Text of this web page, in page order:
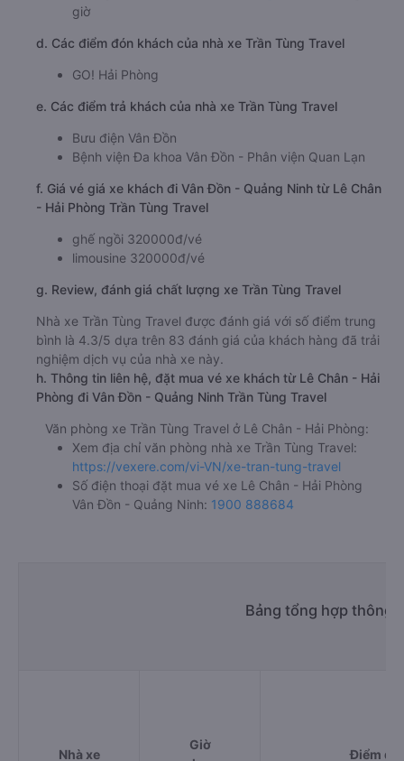
giờ
d. Các điểm đón khách của nhà xe Trần Tùng Travel
GO! Hải Phòng
e. Các điểm trả khách của nhà xe Trần Tùng Travel
Bưu điện Vân Đồn
Bệnh viện Đa khoa Vân Đồn - Phân viện Quan Lạn
f. Giá vé giá xe khách đi Vân Đồn - Quảng Ninh từ Lê Chân
- Hải Phòng Trần Tùng Travel
ghế ngồi 320000đ/vé
limousine 320000đ/vé
g. Review, đánh giá chất lượng xe Trần Tùng Travel
Nhà xe Trần Tùng Travel được đánh giá với số điểm trung
bình là 4.3/5 dựa trên 83 đánh giá của khách hàng đã trải
nghiệm dịch vụ của nhà xe này.
h. Thông tin liên hệ, đặt mua vé xe khách từ Lê Chân - Hải
Phòng đi Vân Đồn - Quảng Ninh Trần Tùng Travel
Văn phòng xe Trần Tùng Travel ở Lê Chân - Hải Phòng:
Xem địa chỉ văn phòng nhà xe Trần Tùng Travel:
https://vexere.com/vi-VN/xe-tran-tung-travel
Số điện thoại đặt mua vé xe Lê Chân - Hải Phòng
Vân Đồn - Quảng Ninh: 1900 888684
Bảng tổng hợp thông
Nhà xe
Giờ
Điểm đi